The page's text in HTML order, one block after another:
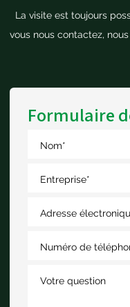
La visite est toujours
vous nous contactez,
Formulaire
Nom*
Entreprise*
Adresse
Numéro de
Votre question